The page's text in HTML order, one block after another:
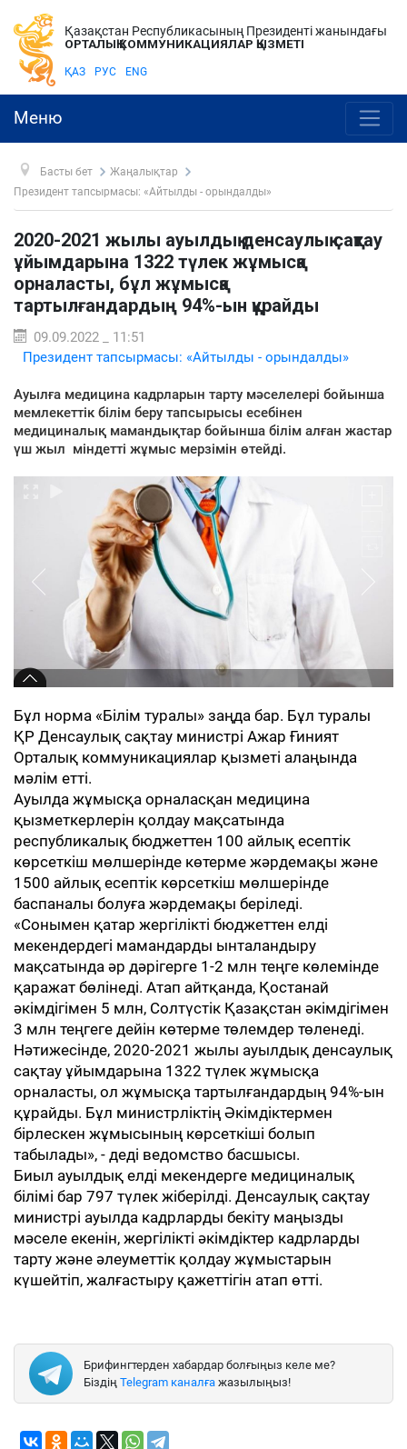
Қазақстан Республикасының Президенті жанындағы
ОРТАЛЫҚ КОММУНИКАЦИЯЛАР ҚЫЗМЕТІ
ҚАЗ РУС ENG
Меню
Басты бет
Жаңалықтар
Президент тапсырмасы: «Айтылды - орындалды»
2020-2021 жылы ауылдық денсаулық сақтау
ұйымдарына 1322 түлек жұмысқа
орналасты, бұл жұмысқа
тартылғандардың 94%-ын құрайды
09.09.2022 _ 11:51
Президент тапсырмасы: «Айтылды - орындалды»
Ауылға медицина кадрларын тарту мәселелері бойынша
мемлекеттік білім беру тапсырысы есебінен
медициналық мамандықтар бойынша білім алған жастар
үш жыл міндетті жұмыс мерзімін өтейді.
Бұл норма «Білім туралы» заңда бар. Бұл туралы
ҚР Денсаулық сақтау министрі Ажар Ғиният
Орталық коммуникациялар қызметі алаңында
мәлім етті.
Ауылда жұмысқа орналасқан медицина
қызметкерлерін қолдау мақсатында
республикалық бюджеттен 100 айлық есептік
көрсеткіш мөлшерінде көтерме жәрдемақы және
1500 айлық есептік көрсеткіш мөлшерінде
баспаналы болуға жәрдемақы беріледі.
«Сонымен қатар жергілікті бюджеттен елді
мекендердегі мамандарды ынталандыру
мақсатында әр дәрігерге 1-2 млн теңге көлемінде
қаражат бөлінеді. Атап айтқанда, Қостанай
әкімдігімен 5 млн, Солтүстік Қазақстан әкімдігімен
3 млн теңгеге дейін көтерме төлемдер төленеді.
Нәтижесінде, 2020-2021 жылы ауылдық денсаулық
сақтау ұйымдарына 1322 түлек жұмысқа
орналасты, ол жұмысқа тартылғандардың 94%-ын
құрайды. Бұл министрліктің Әкімдіктермен
бірлескен жұмысының көрсеткіші болып
табылады», - деді ведомство басшысы.
Биыл ауылдық елді мекендерге медициналық
білімі бар 797 түлек жіберілді. Денсаулық сақтау
министрі ауылда кадрларды бекіту маңызды
мәселе екенін, жергілікті әкімдіктер кадрларды
тарту және әлеуметтік қолдау жұмыстарын
күшейтіп, жалғастыру қажеттігін атап өтті.
Брифингтерден хабардар болғыңыз келе ме?
Біздің Telegram каналға жазылыңыз!